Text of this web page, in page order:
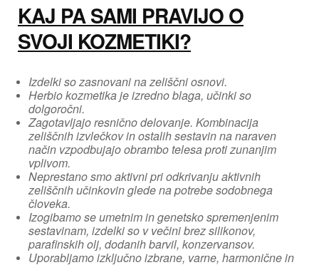
KAJ PA SAMI PRAVIJO O
SVOJI KOZMETIKI?
Izdelki so zasnovani na zeliščni osnovi.
Herbio kozmetika je izredno blaga, učinki so
dolgoročni.
Zagotavljajo resnično delovanje. Kombinacija
zeliščnih izvlečkov in ostalih sestavin na naraven
način vzpodbujajo obrambo telesa proti zunanjim
vplivom.
Neprestano smo aktivni pri odkrivanju aktivnih
zeliščnih učinkovin glede na potrebe sodobnega
človeka.
Izogibamo se umetnim in genetsko spremenjenim
sestavinam, izdelki so v večini brez silikonov,
parafinskih olj, dodanih barvil, konzervansov.
Uporabljamo izključno izbrane, varne, harmonične in